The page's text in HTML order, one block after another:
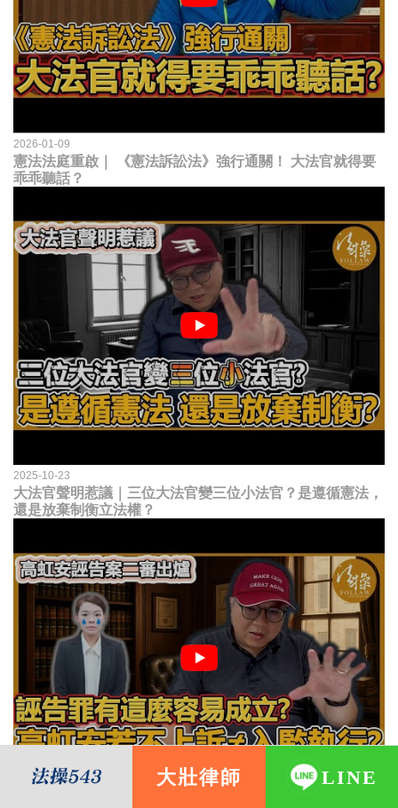
2026-01-09
憲法法庭重啟｜ 《憲法訴訟法》強行通關！ 大法官就得要
乖乖聽話？
2025-10-23
大法官聲明惹議｜三位大法官變三位小法官？是遵循憲法，
還是放棄制衡立法權？
大壯律師 LINE